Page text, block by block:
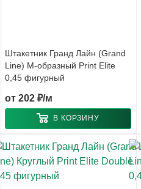
Штакетник Гранд Лайн (Grand
Line) М-образный Print Elite
0,45 фигурный
от 202 ₽/м
В КОРЗИНУ